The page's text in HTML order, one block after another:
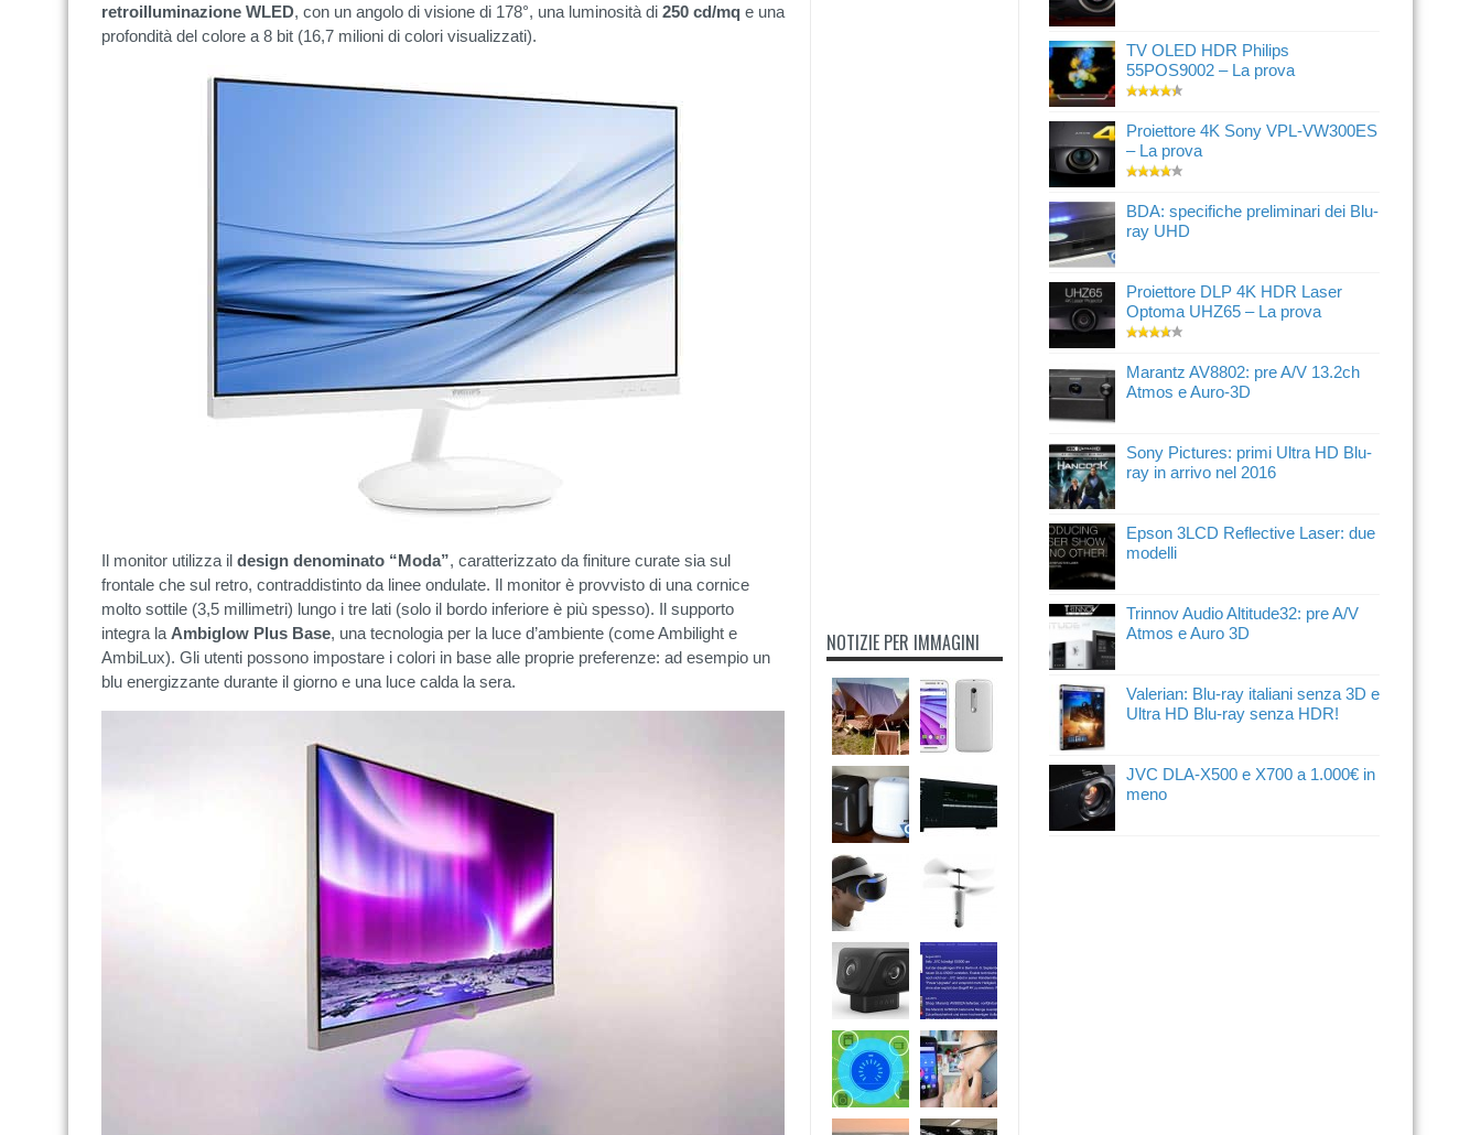
retroilluminazione WLED, con un angolo di visione di 178°, una luminosità di 250 cd/mq e una
profondità del colore a 8 bit (16,7 milioni di colori visualizzati).
Il monitor utilizza il design denominato “Moda”, caratterizzato da finiture curate sia sul
frontale che sul retro, contraddistinto da linee ondulate. Il monitor è provvisto di una cornice
molto sottile (3,5 millimetri) lungo i tre lati (solo il bordo inferiore è più spesso). Il supporto
integra la Ambiglow Plus Base, una tecnologia per la luce d’ambiente (come Ambilight e
AmbiLux). Gli utenti possono impostare i colori in base alle proprie preferenze: ad esempio un
blu energizzante durante il giorno e una luce calda la sera.
NOTIZIE PER IMMAGINI
TV OLED HDR Philips
55POS9002 – La prova
Proiettore 4K Sony VPL-VW300ES
– La prova
BDA: specifiche preliminari dei Blu-
ray UHD
Proiettore DLP 4K HDR Laser
Optoma UHZ65 – La prova
Marantz AV8802: pre A/V 13.2ch
Atmos e Auro-3D
Sony Pictures: primi Ultra HD Blu-
ray in arrivo nel 2016
Epson 3LCD Reflective Laser: due
modelli
Trinnov Audio Altitude32: pre A/V
Atmos e Auro 3D
Valerian: Blu-ray italiani senza 3D e
Ultra HD Blu-ray senza HDR!
JVC DLA-X500 e X700 a 1.000€ in
meno